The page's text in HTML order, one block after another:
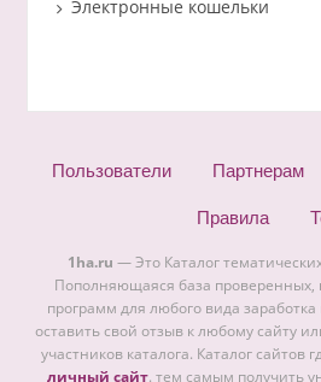
Электронные кошельки
Пользователи Партнерам
Правила
1ha.ru — Это Каталог
Пополняющаяся база проверенных,
программ для любого вида
оставить свой отзыв к любому сайту
участников каталога. Каталог сайтов
личный сайт. тем самым получить